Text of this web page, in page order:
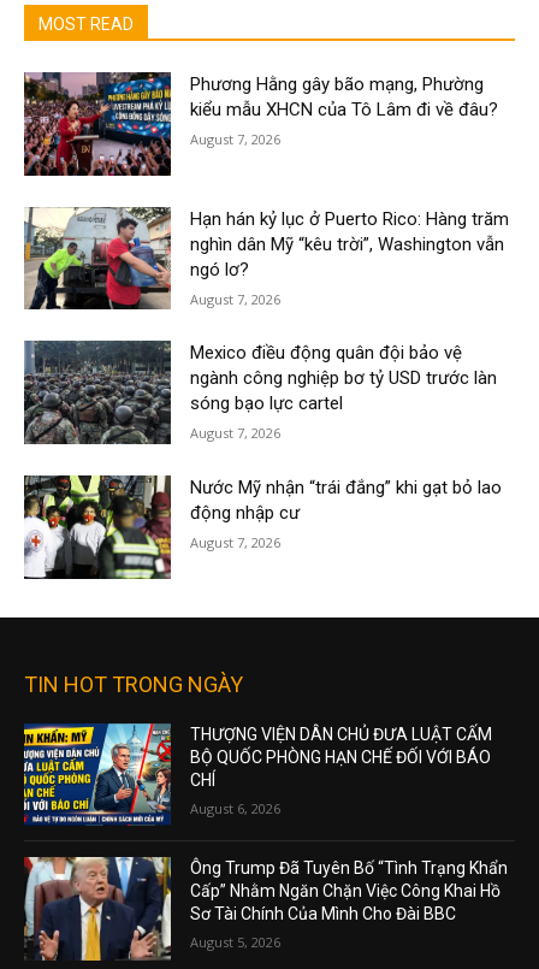
MOST READ
Phương Hằng gây bão mạng, Phường
kiểu mẫu XHCN của Tô Lâm đi về đâu?
August 7, 2026
Hạn hán kỷ lục ở Puerto Rico: Hàng trăm
nghìn dân Mỹ “kêu trời”, Washington vẫn
ngó lơ?
August 7, 2026
Mexico điều động quân đội bảo vệ
ngành công nghiệp bơ tỷ USD trước làn
sóng bạo lực cartel
August 7, 2026
Nước Mỹ nhận “trái đắng” khi gạt bỏ lao
động nhập cư
August 7, 2026
TIN HOT TRONG NGÀY
THƯỢNG VIỆN DÂN CHỦ ĐƯA LUẬT CẤM
BỘ QUỐC PHÒNG HẠN CHẾ ĐỐI VỚI BÁO
CHÍ
August 6, 2026
Ông Trump Đã Tuyên Bố “Tình Trạng Khẩn
Cấp” Nhằm Ngăn Chặn Việc Công Khai Hồ
Sơ Tài Chính Của Mình Cho Đài BBC
August 5, 2026